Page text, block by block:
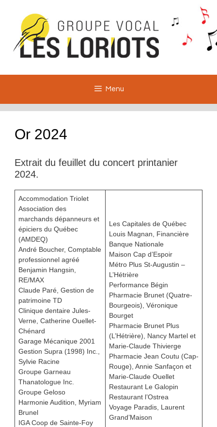
contenu
Menu
Or 2024
Extrait du feuillet du concert printanier
2024.
Accommodation Triolet
Association des
marchands dépanneurs et
épiciers du Québec
(AMDEQ)
André Boucher, Comptable
professionnel agréé
Benjamin Hangsin,
RE/MAX
Claude Paré, Gestion de
patrimoine TD
Clinique dentaire Jules-
Verne, Catherine Ouellet-
Chénard
Garage Mécanique 2001
Gestion Supra (1998) Inc.,
Sylvie Racine
Groupe Garneau
Thanatologue Inc.
Groupe Geloso
Harmonie Audition, Myriam
Brunel
IGA Coop de Sainte-Foy
Les Capitales de Québec
Louis Magnan, Financière
Banque Nationale
Maison Cap d’Espoir
Métro Plus St-Augustin –
L’Hétrière
Performance Bégin
Pharmacie Brunet (Quatre-
Bourgeois), Véronique
Bourget
Pharmacie Brunet Plus
(L’Hétrière), Nancy Martel et
Marie-Claude Thivierge
Pharmacie Jean Coutu (Cap-
Rouge), Annie Sanfaçon et
Marie-Claude Ouellet
Restaurant Le Galopin
Restaurant l’Ostrea
Voyage Paradis, Laurent
Grand’Maison